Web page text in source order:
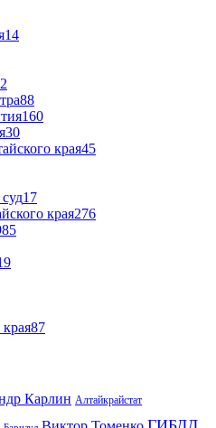
14
88
160
30
края45
17
края276
87
Карлин Алтайкрайстат